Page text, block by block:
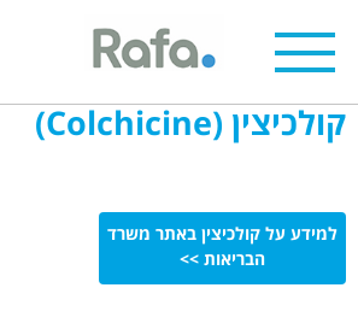
לתוכן
קולכיצין (Colchicine)
למידע על קולכיצין באתר משרד
הבריאות >>